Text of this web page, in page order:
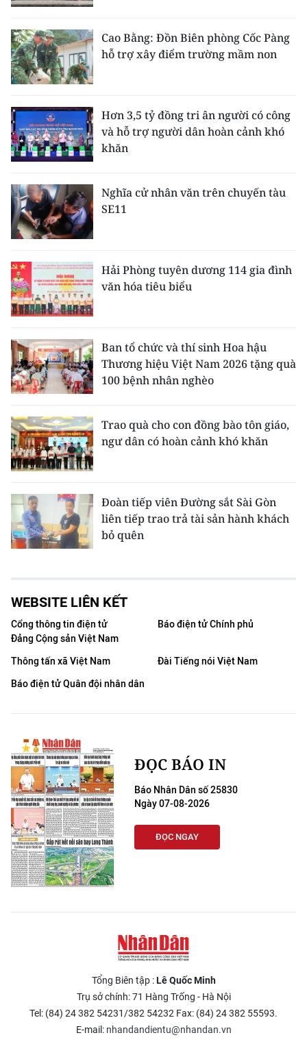
Cao Bằng: Đồn Biên phòng Cốc Pàng
hỗ trợ xây điểm trường mầm non
Hơn 3,5 tỷ đồng tri ân người có công
và hỗ trợ người dân hoàn cảnh khó
khăn
Nghĩa cử nhân văn trên chuyến tàu
SE11
Hải Phòng tuyên dương 114 gia đình
văn hóa tiêu biểu
Ban tổ chức và thí sinh Hoa hậu
Thương hiệu Việt Nam 2026 tặng quà
100 bệnh nhân nghèo
Trao quà cho con đồng bào tôn giáo,
ngư dân có hoàn cảnh khó khăn
Đoàn tiếp viên Đường sắt Sài Gòn
liên tiếp trao trả tài sản hành khách
bỏ quên
WEBSITE LIÊN KẾT
Cổng thông tin điện tử
Đảng Cộng sản Việt Nam
Báo điện tử Chính phủ
Thông tấn xã Việt Nam
Đài Tiếng nói Việt Nam
Báo điện tử Quân đội nhân dân
ĐỌC BÁO IN
Báo Nhân Dân số 25830
Ngày 07-08-2026
ĐỌC NGAY
Tổng Biên tập :Lê Quốc Minh
Trụ sở chính: 71 Hàng Trống - Hà Nội
Tel: (84) 24 382 54231/382 54232 Fax: (84) 24 382 55593.
E-mail: nhandandientu@nhandan.vn